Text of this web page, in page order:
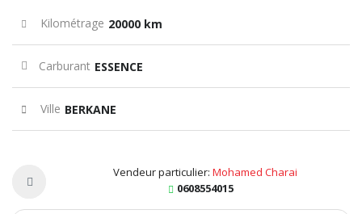
Kilométrage 20000 km
Carburant ESSENCE
Ville BERKANE
Vendeur particulier: Mohamed Charai
0608554015